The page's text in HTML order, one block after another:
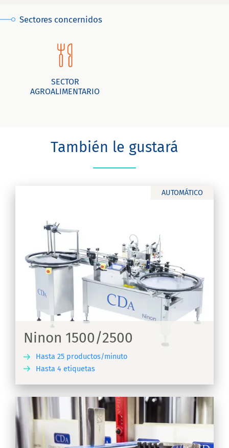
Sectores concernidos
SECTOR
AGROALIMENTARIO
También le gustará
AUTOMÁTICO
Ninon 1500/2500
Hasta 25 productos/minuto
Hasta 4 etiquetas